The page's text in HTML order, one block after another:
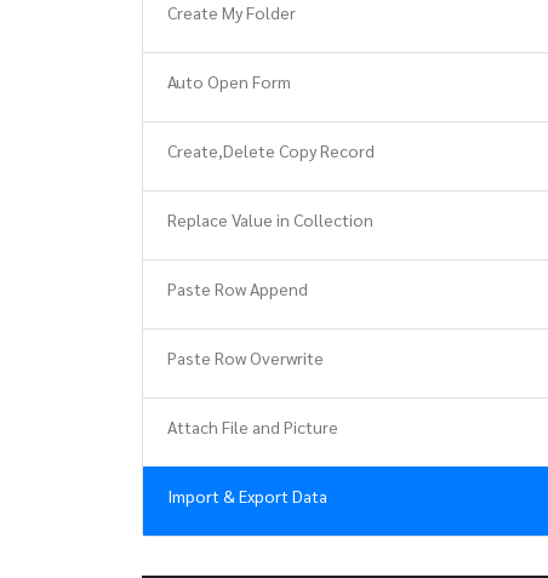
Create My Folder
Auto Open Form
Create,Delete Copy Record
Replace Value in Collection
Paste Row Append
Paste Row Overwrite
Attach File and Picture
Import & Export Data